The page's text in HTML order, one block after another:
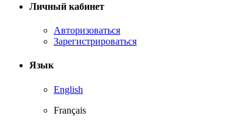
Личный кабинет
Авторизоваться
Зарегистрироваться
Язык
English
Français